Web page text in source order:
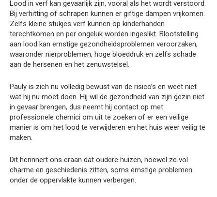
Lood in verf kan gevaarlijk zijn, vooral als het wordt verstoord.
Bij verhitting of schrapen kunnen er giftige dampen vrijkomen.
Zelfs kleine stukjes verf kunnen op kinderhanden
terechtkomen en per ongeluk worden ingeslikt. Blootstelling
aan lood kan ernstige gezondheidsproblemen veroorzaken,
waaronder nierproblemen, hoge bloeddruk en zelfs schade
aan de hersenen en het zenuwstelsel.
Pauly is zich nu volledig bewust van de risico’s en weet niet
wat hij nu moet doen. Hij wil de gezondheid van zijn gezin niet
in gevaar brengen, dus neemt hij contact op met
professionele chemici om uit te zoeken of er een veilige
manier is om het lood te verwijderen en het huis weer veilig te
maken.
Dit herinnert ons eraan dat oudere huizen, hoewel ze vol
charme en geschiedenis zitten, soms ernstige problemen
onder de oppervlakte kunnen verbergen.